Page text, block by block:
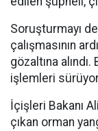
Soruşturmayı
çalışmasının
gözaltına
işlemleri
İçişleri Bakanı
çıkan orman